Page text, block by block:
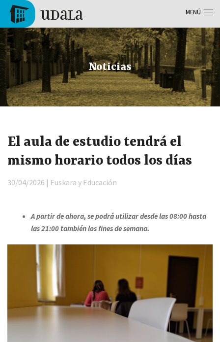
Pasar al contenido principal
Tolosa
Noticias
El aula de estudio tendrá el
mismo horario todos los días
30/04/2026 | Euskara y Educación
A partir de ahora, se podrá utilizar desde las 08:00 hasta
las 21:00 también los fines de semana.
MENÚ